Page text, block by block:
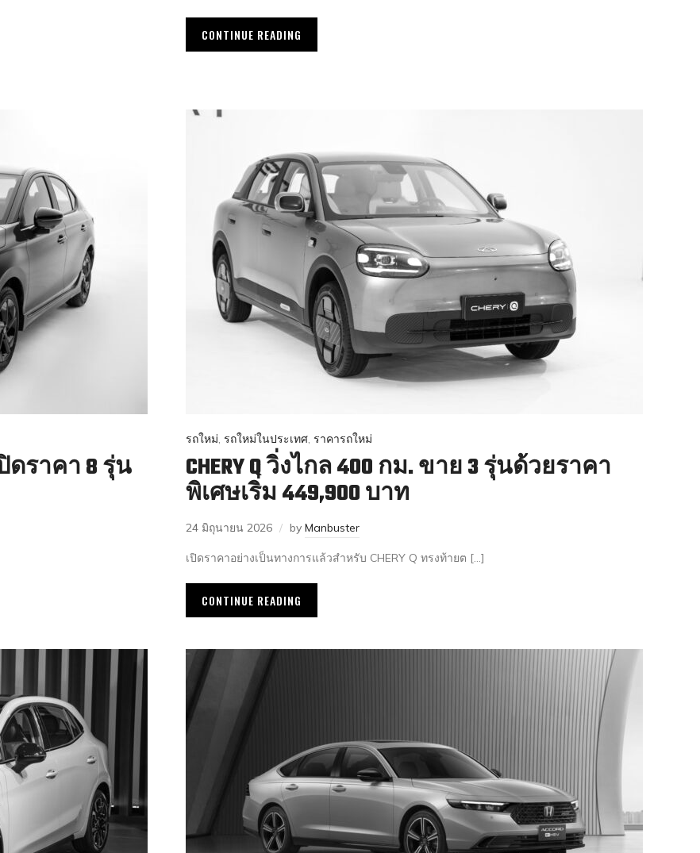
CONTINUE READING
ปิดราคา 8 รุ่น
รถใหม่, รถใหม่ในประเทศ, ราคารถใหม่
CHERY Q วิ่งไกล 400 กม. ขาย 3 รุ่นด้วยราคา
พิเศษเริ่ม 449,900 บาท
24 มิถุนายน 2026 by Manbuster
เปิดราคาอย่างเป็นทางการแล้วสำหรับ CHERY Q ทรงท้ายต […]
CONTINUE READING